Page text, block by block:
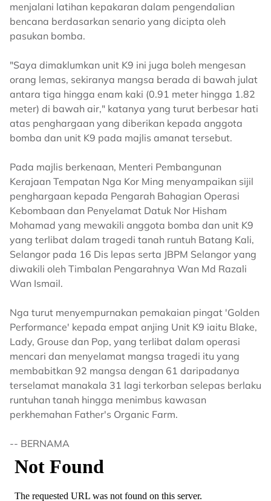
menjalani latihan kepakaran dalam pengendalian
bencana berdasarkan senario yang dicipta oleh
pasukan bomba.
"Saya dimaklumkan unit K9 ini juga boleh mengesan
orang lemas, sekiranya mangsa berada di bawah julat
antara tiga hingga enam kaki (0.91 meter hingga 1.82
meter) di bawah air," katanya yang turut berbesar hati
atas penghargaan yang diberikan kepada anggota
bomba dan unit K9 pada majlis amanat tersebut.
Pada majlis berkenaan, Menteri Pembangunan
Kerajaan Tempatan Nga Kor Ming menyampaikan sijil
penghargaan kepada Pengarah Bahagian Operasi
Kebombaan dan Penyelamat Datuk Nor Hisham
Mohamad yang mewakili anggota bomba dan unit K9
yang terlibat dalam tragedi tanah runtuh Batang Kali,
Selangor pada 16 Dis lepas serta JBPM Selangor yang
diwakili oleh Timbalan Pengarahnya Wan Md Razali
Wan Ismail.
Nga turut menyempurnakan pemakaian pingat 'Golden
Performance' kepada empat anjing Unit K9 iaitu Blake,
Lady, Grouse dan Pop, yang terlibat dalam operasi
mencari dan menyelamat mangsa tragedi itu yang
membabitkan 92 mangsa dengan 61 daripadanya
terselamat manakala 31 lagi terkorban selepas berlaku
runtuhan tanah hingga menimbus kawasan
perkhemahan Father's Organic Farm.
-- BERNAMA